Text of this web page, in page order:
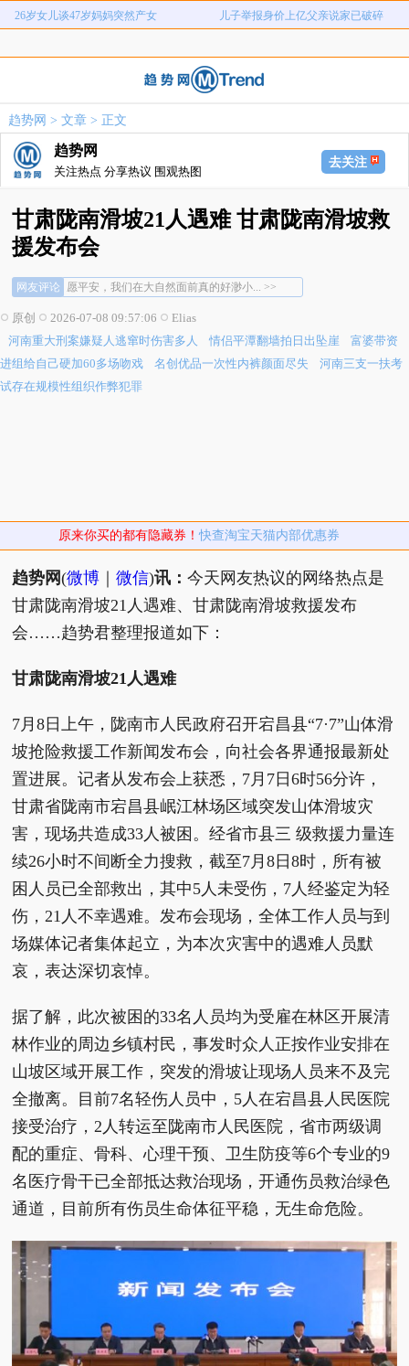
26岁女儿谈47岁妈妈突然产女 儿子举报身价上亿父亲说家已破碎
富婆带资进组给自己硬加60多场吻戏 名创优品一次性内裤颜面尽失
弊犯罪
女子开一天一夜空调后二氧化碳中毒
26岁女儿谈47岁妈妈突然产女 儿子举报身价上亿父亲说家已破碎
趋势网 > 文章> 正文
趋势网
关注热点 分享热议 围观热图
去关注
甘肃陇南滑坡21人遇难 甘肃陇南滑坡救
援发布会
网友评论
愿平安，我们在大自然面前真的好渺小... >>
他们不是冷冰冰的数字，而是一个个有着具... >>
愿平安，我们在大自然面前真的好渺小... >>
在前往作业点的路上，滑坡体瞬间吞没了队... >>
他们不是冷冰冰的数字，而是一个个有着具... >>
原创 2026-07-08 09:57:06
Elias
河南重大刑案嫌疑人逃窜时伤害多人
情侣平潭翻墙拍日出坠崖
富婆带资
进组给自己硬加60多场吻戏
名创优品一次性内裤颜面尽失
河南三支一扶考
试存在规模性组织作弊犯罪
原来你买的都有隐藏券！快查淘宝天猫内部优惠券
趋势网(微博 ｜微信)讯：今天网友热议的网络热点是
甘肃陇南滑坡21人遇难、甘肃陇南滑坡救援发布
会……趋势君整理报道如下：
甘肃陇南滑坡21人遇难
7月8日上午，陇南市人民政府召开宕昌县“7·7”山体滑
坡抢险救援工作新闻发布会，向社会各界通报最新处
置进展。记者从发布会上获悉，7月7日6时56分许，
甘肃省陇南市宕昌县岷江林场区域突发山体滑坡灾
害，现场共造成33人被困。经省市县三 级救援力量连
续26小时不间断全力搜救，截至7月8日8时，所有被
困人员已全部救出，其中5人未受伤，7人经鉴定为轻
伤，21人不幸遇难。发布会现场，全体工作人员与到
场媒体记者集体起立，为本次灾害中的遇难人员默
哀，表达深切哀悼。
据了解，此次被困的33名人员均为受雇在林区开展清
林作业的周边乡镇村民，事发时众人正按作业安排在
山坡区域开展工作，突发的滑坡让现场人员来不及完
全撤离。目前7名轻伤人员中，5人在宕昌县人民医院
接受治疗，2人转运至陇南市人民医院，省市两级调
配的重症、骨科、心理干预、卫生防疫等6个专业的9
名医疗骨干已全部抵达救治现场，开通伤员救治绿色
通道，目前所有伤员生命体征平稳，无生命危险。